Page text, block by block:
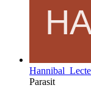
Parasit